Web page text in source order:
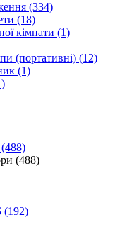
(334)
(18)
кімнати (1)
(портативні) (12)
(1)
(488)
(488)
(192)